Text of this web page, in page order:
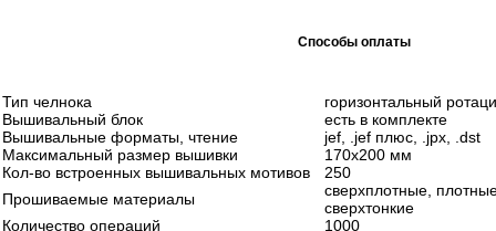
Способы оплаты
Тип челнока
горизонтальный
Вышивальный блок
есть в комплекте
Вышивальные форматы, чтение
jef, .jef плюс, .jpx, .dst
Максимальный размер вышивки
170x200 мм
Кол-во встроенных вышивальных мотивов
250
Прошиваемые материалы
сверхплотные,
сверхтонкие
Количество операций
1000